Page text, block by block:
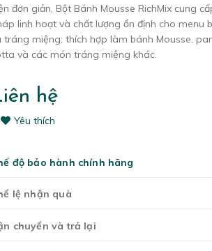
đơn giản, Bột Bánh Mousse RichMix cung
linh hoạt và chất lượng ổn định cho menu
tráng miệng; thích hợp làm bánh Mousse,
và các món tráng miệng khác.
hệ
Yêu thích
độ bảo hành chính hãng
lệ nhận quà
chuyển và trả lại